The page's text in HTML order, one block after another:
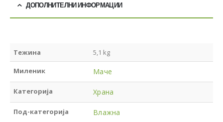
ДОПОЛНИТЕЛНИ ИНФОРМАЦИИ
Тежина 5,1 kg
Миленик Маче
Категорија Храна
Под-категорија Влажна